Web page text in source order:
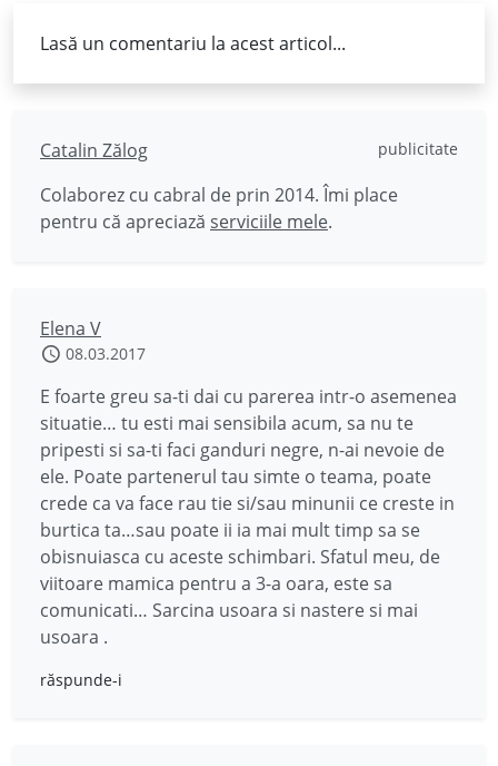
Lasă un comentariu la acest articol...
Catalin Zălog publicitate
Colaborez cu cabral de prin 2014. Îmi place
pentru că apreciază serviciile mele.
Elena V
08.03.2017
E foarte greu sa-ti dai cu parerea intr-o asemenea
situatie… tu esti mai sensibila acum, sa nu te
pripesti si sa-ti faci ganduri negre, n-ai nevoie de
ele. Poate partenerul tau simte o teama, poate
crede ca va face rau tie si/sau minunii ce creste in
burtica ta…sau poate ii ia mai mult timp sa se
obisnuiasca cu aceste schimbari. Sfatul meu, de
viitoare mamica pentru a 3-a oara, este sa
comunicati… Sarcina usoara si nastere si mai
usoara .
răspunde-i